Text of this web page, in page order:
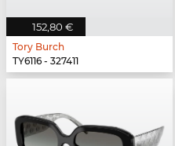
152,80 €
Tory Burch
TY6116 - 327411